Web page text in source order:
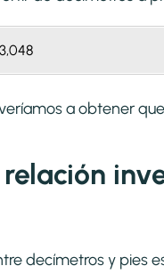
a obtener
decímetros y pies